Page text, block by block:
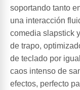
soportando tanto
una interacción
comedia slapstick
de trapo,
de teclado por
caos intenso de
efectos, perfecto